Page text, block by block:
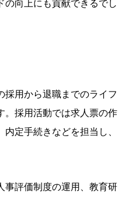
の向上にも貢献できるでし
採用から退職までのライフ
。採用活動では求人票の作
内定手続きなどを担当し、
事評価制度の運用、教育研